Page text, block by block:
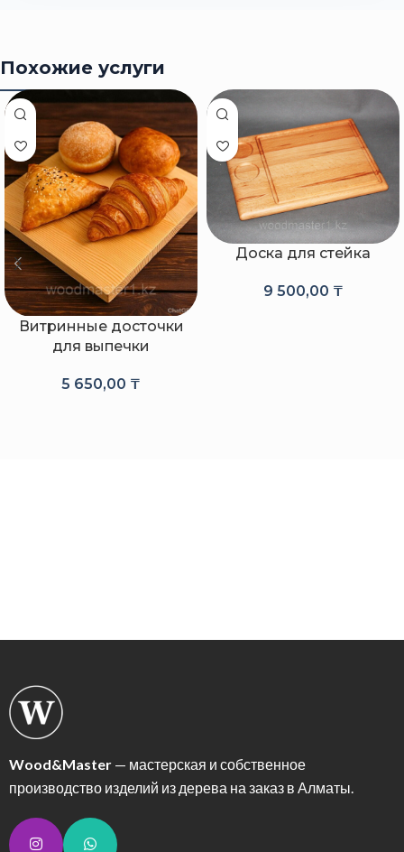
Похожие услуги
Витринные досточки
для выпечки
5 650,00 ₸
Доска для стейка
9 500,00 ₸
Wood&Master — мастерская и собственное
производство изделий из дерева на заказ в Алматы.